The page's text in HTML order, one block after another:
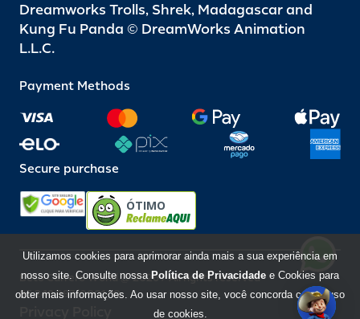
Dreamworks Trolls, Shrek, Madagascar and
Kung Fu Panda © DreamWorks Animation
L.L.C.
Payment Methods
Secure purchase
ÓTIMO
Beto Carrero World @ 2026 / All rights reserved
85.248.987/0001-10
Utilizamos cookies para aprimorar ainda mais a sua experiência em
nosso site. Consulte nossa Política de Privacidade e Cookies para
obter mais informações. Ao usar nosso site, você concorda com o uso
de cookies.